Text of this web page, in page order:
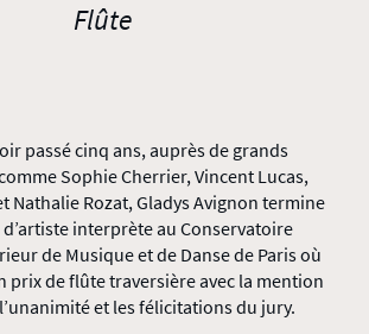
Flûte
passé cinq ans, auprès de grands
Sophie Cherrier, Vincent Lucas,
Nathalie Rozat, Gladys Avignon termine
interprète au Conservatoire
de Musique et de Danse de Paris où
prix de flûte traversière avec la mention
et les félicitations du jury.